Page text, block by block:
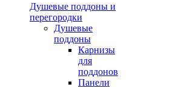
Душевые поддоны и
перегородки
Душевые
поддоны
Карнизы
для
поддонов
Панели